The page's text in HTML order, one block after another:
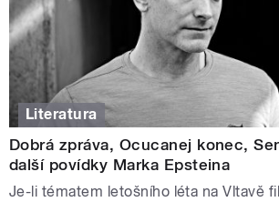
Literatura
Dobrá zpráva, Ocucanej konec,
další povídky Marka Epsteina
Je-li tématem letošního léta na Vltavě